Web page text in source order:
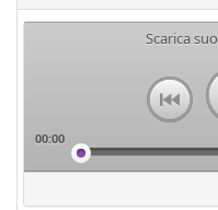
Scarica
00:00